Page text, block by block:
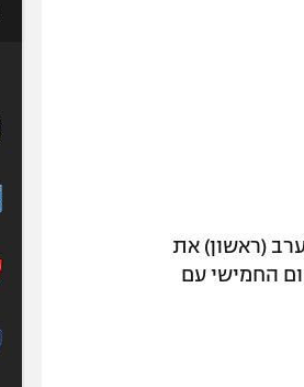
(ראשון) את
ליון עלתה למקום החמישי עם